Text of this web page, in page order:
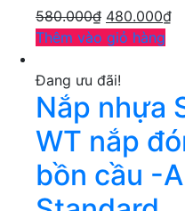
580.000₫ 480.000₫
Thêm vào giỏ hàng
Đang ưu đãi!
Nắp nhựa
WT nắp
bồn cầu -